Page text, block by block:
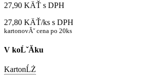
27,90 KÄŤ s DPH
27,80 KÄŤ/ks s DPH
kartonovĂˇ cena po 20ks
V koĹˇĂ­ku
KartonĹŻ